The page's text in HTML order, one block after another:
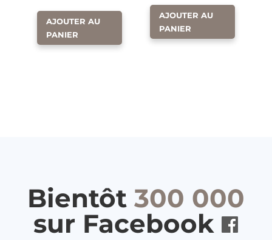
AJOUTER AU
PANIER
AJOUTER AU
PANIER
Bientôt 300 000
sur Facebook